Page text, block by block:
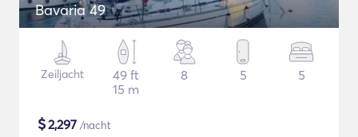
Bavaria 49
Zeiljacht
49 ft
15 m
8 5 5
$2,297 /nacht